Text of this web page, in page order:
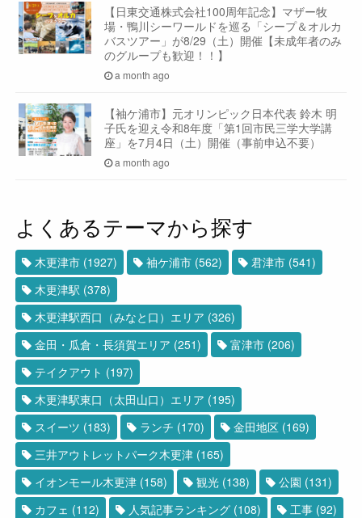
【日東交通株式会社100周年記念】マザー牧
場・鴨川シーワールドを巡る「シープ＆オルカ
バスツアー」が8/29（土）開催【未成年者のみ
のグループも歓迎！！】
a month ago
【袖ケ浦市】元オリンピック日本代表 鈴木 明
子氏を迎え令和8年度「第1回市民三学大学講
座」を7月4日（土）開催（事前申込不要）
a month ago
よくあるテーマから探す
木更津市 (1927) 袖ケ浦市 (562) 君津市 (541)
木更津駅 (378)
木更津駅西口（みなと口）エリア (326)
金田・瓜倉・長須賀エリア (251) 富津市 (206)
テイクアウト (197)
木更津駅東口（太田山口）エリア (195)
スイーツ (183) ランチ (170) 金田地区 (169)
三井アウトレットパーク木更津 (165)
イオンモール木更津 (158) 観光 (138) 公園 (131)
カフェ (112) 人気記事ランキング (108) 工事 (92)